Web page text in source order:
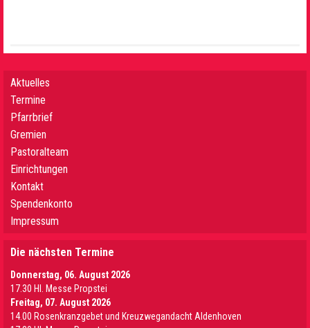
Aktuelles
Termine
Pfarrbrief
Gremien
Pastoralteam
Einrichtungen
Kontakt
Spendenkonto
Impressum
Die nächsten Termine
Donnerstag, 06. August 2026
17.30 Hl. Messe Propstei
Freitag, 07. August 2026
14.00 Rosenkranzgebet und Kreuzwegandacht Aldenhoven